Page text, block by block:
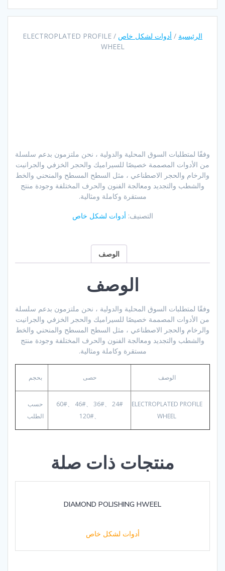
الرئيسية / أدوات لشكل خاص
/ ELECTROPLATED PROFILE
WHEEL
وفقًا لمتطلبات السوق المحلية والدولية ، نحن ملتزمون بدعم سلسلة
من الأدوات المصممة خصيصًا للسيراميك والحجر الخزفي والجرانيت
والرخام والحجر الاصطناعي ، مثل السطح المسطح والمنحني والخط
والشطب والتجديد ومعالجة الفنون والحرف المختلفة وجودة منتج
مستقرة وكاملة ومثالية.
التصنيف: أدوات لشكل خاص
الوصف
الوصف
وفقًا لمتطلبات السوق المحلية والدولية ، نحن ملتزمون بدعم سلسلة
من الأدوات المصممة خصيصًا للسيراميك والحجر الخزفي والجرانيت
والرخام والحجر الاصطناعي ، مثل السطح المسطح والمنحني والخط
والشطب والتجديد ومعالجة الفنون والحرف المختلفة وجودة منتج
مستقرة وكاملة ومثالية.
الوصف حصى بحجم
ELECTROPLATED PROFILE
WHEEL
24# 、36# 、46# 、60#
、120#
حسب
الطلب
منتجات ذات صلة
DIAMOND POLISHING HWEEL
أدوات لشكل خاص